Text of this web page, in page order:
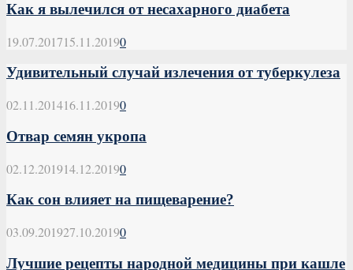
Как я вылечился от несахарного диабета
19.07.201715.11.20190
Удивительный случай излечения от туберкулеза
02.11.201416.11.20190
Отвар семян укропа
02.12.201914.12.20190
Как сон влияет на пищеварение?
03.09.201927.10.20190
Лучшие рецепты народной медицины при кашле